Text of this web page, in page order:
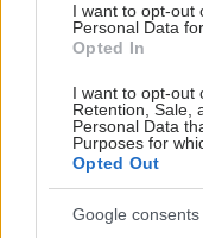
I want to opt-out
Personal Data
Opted In
I want to opt-out
Retention, Sale,
Personal Data
Purposes for
Opted Out
Google consents